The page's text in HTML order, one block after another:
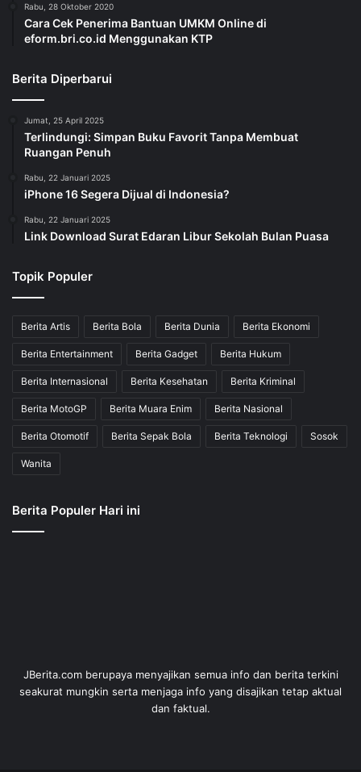
Rabu, 28 Oktober 2020
Cara Cek Penerima Bantuan UMKM Online di
eform.bri.co.id Menggunakan KTP
Berita Diperbarui
Jumat, 25 April 2025
Terlindungi: Simpan Buku Favorit Tanpa Membuat
Ruangan Penuh
Rabu, 22 Januari 2025
iPhone 16 Segera Dijual di Indonesia?
Rabu, 22 Januari 2025
Link Download Surat Edaran Libur Sekolah Bulan Puasa
Topik Populer
Berita Artis Berita Bola Berita Dunia Berita Ekonomi
Berita Entertainment Berita Gadget Berita Hukum
Berita Internasional Berita Kesehatan Berita Kriminal
Berita MotoGP Berita Muara Enim Berita Nasional
Berita Otomotif Berita Sepak Bola Berita Teknologi Sosok
Wanita
Berita Populer Hari ini
JBerita.com berupaya menyajikan semua info dan berita terkini
seakurat mungkin serta menjaga info yang disajikan tetap aktual
dan faktual.